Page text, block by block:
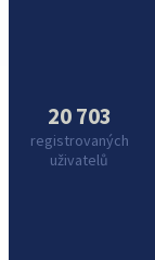
20 703
registrovaných
uživatelů